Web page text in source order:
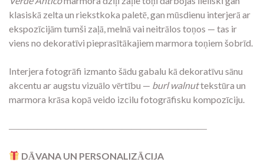
klasiskā zelta un riekstkoka paletē, gan mūsdienu interjerā ar
ekspozīcijām tumši zaļā, melnā vai neitrālos toņos — tas ir
viens no dekoratīvi pieprasītākajiem marmora toņiem šobrīd.
Interjera fotogrāfi izmanto šādu gabalu kā dekoratīvu sānu
akcentu ar augstu vizuālo vērtību — burl walnuttekstūra un
marmora krāsa kopā veido izcilu fotogrāfisku kompozīciju.
―――――――――――――――――――――
DĀVANA UN PERSONALIZĀCIJA